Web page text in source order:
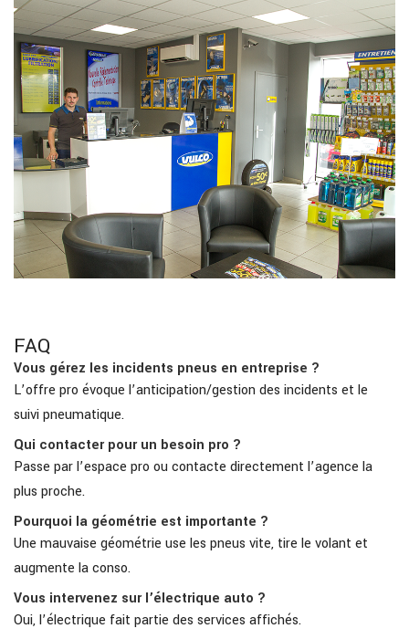
FAQ
Vous gérez les incidents pneus en entreprise ?
L’offre pro évoque l’anticipation/gestion des incidents et le
suivi pneumatique.
Qui contacter pour un besoin pro ?
Passe par l’espace pro ou contacte directement l’agence la
plus proche.
Pourquoi la géométrie est importante ?
Une mauvaise géométrie use les pneus vite, tire le volant et
augmente la conso.
Vous intervenez sur l’électrique auto ?
Oui, l’électrique fait partie des services affichés.